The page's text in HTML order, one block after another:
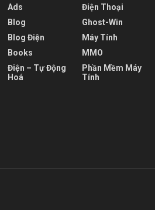
Ads
Blog
Blog Điện
Books
Điện – Tự Động
Hoá
Điện Thoại
Ghost-Win
Máy Tính
MMO
Phần Mềm Máy
Tính